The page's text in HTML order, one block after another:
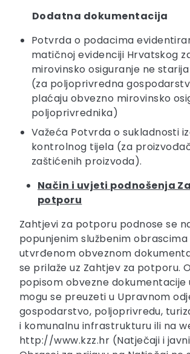
Dodatna dokumentacija
Potvrda o podacima
matičnoj evidenciji Hrvatskog
mirovinsko osiguranje ne
(za poljoprivredna
plaćaju obvezno mirovinsko
poljoprivrednika)
Važeća Potvrda o sukladnosti
kontrolnog tijela (za
zaštićenih proizvoda).
Način i uvjeti podnošenja
potporu
Zahtjevi za potporu podnose se
popunjenim službenim obrascima
utvrđenom obveznom
se prilaže uz Zahtjev za potporu.
popisom obvezne dokumentacije
mogu se preuzeti u Upravnom
gospodarstvo, poljoprivredu,
i komunalnu infrastrukturu ili na
http://www.kzz.hr (Natječaji i